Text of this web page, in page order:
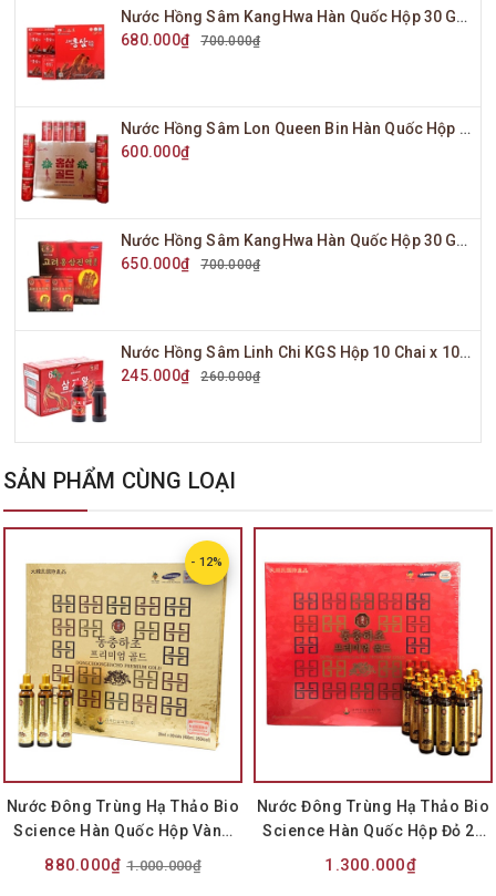
Nước Hồng Sâm KangHwa Hàn Quốc Hộp 30 Gói x 70ml
680.000₫
700.000₫
Nước Hồng Sâm Lon Queen Bin Hàn Quốc Hộp 30 Lon x 175ml
600.000₫
Nước Hồng Sâm KangHwa Hàn Quốc Hộp 30 Gói x 80ml
650.000₫
700.000₫
Nước Hồng Sâm Linh Chi KGS Hộp 10 Chai x 100ml
245.000₫
260.000₫
SẢN PHẨM CÙNG LOẠI
- 12%
Nước Đông Trùng Hạ Thảo Bio
Science Hàn Quốc Hộp Vàng
20 Ống x 20ml
880.000₫ 1.000.000₫
Nước Đông Trùng Hạ Thảo Bio
Science Hàn Quốc Hộp Đỏ 20
Ống x 20ml
1.300.000₫